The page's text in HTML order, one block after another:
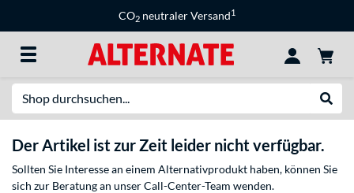
CO2 neutraler Versand1
Der Artikel ist zur Zeit leider nicht verfügbar.
Sollten Sie Interesse an einem Alternativprodukt haben, können Sie
sich zur Beratung an unser Call-Center-Team wenden.